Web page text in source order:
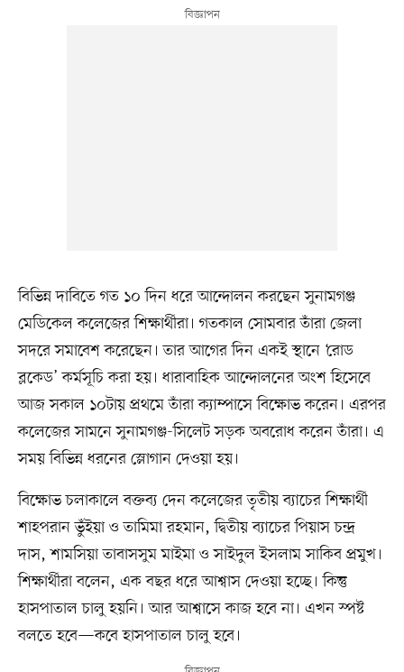
বিভিন্ন দাবিতে গত ১০ দিন ধরে আন্দোলন করছেন সুনামগঞ্জ
মেডিকেল কলেজের শিক্ষার্থীরা। গতকাল সোমবার তাঁরা জেলা
সদরে সমাবেশ করেছেন। তার আগের দিন একই স্থানে ‘রোড
ব্লকেড’ কর্মসূচি করা হয়। ধারাবাহিক আন্দোলনের অংশ হিসেবে
আজ সকাল ১০টায় প্রথমে তাঁরা ক্যাম্পাসে বিক্ষোভ করেন। এরপর
কলেজের সামনে সুনামগঞ্জ-সিলেট সড়ক অবরোধ করেন তাঁরা। এ
সময় বিভিন্ন ধরনের স্লোগান দেওয়া হয়।
বিক্ষোভ চলাকালে বক্তব্য দেন কলেজের তৃতীয় ব্যাচের শিক্ষার্থী
শাহপরান ভুঁইয়া ও তামিমা রহমান, দ্বিতীয় ব্যাচের পিয়াস চন্দ্র
দাস, শামসিয়া তাবাসসুম মাইমা ও সাইদুল ইসলাম সাকিব প্রমুখ।
শিক্ষার্থীরা বলেন, এক বছর ধরে আশ্বাস দেওয়া হচ্ছে। কিন্তু
হাসপাতাল চালু হয়নি। আর আশ্বাসে কাজ হবে না। এখন স্পষ্ট
বলতে হবে—কবে হাসপাতাল চালু হবে।